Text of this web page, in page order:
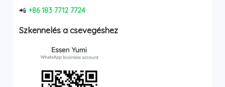
📲+86 183 7712 7724
Szkennelés a csevegéshez